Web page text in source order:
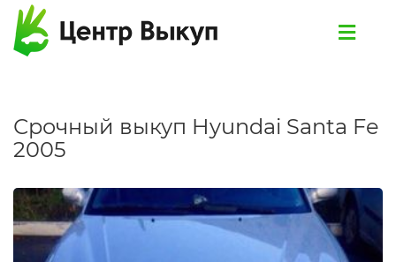
Срочный выкуп Hyundai Santa Fe
2005